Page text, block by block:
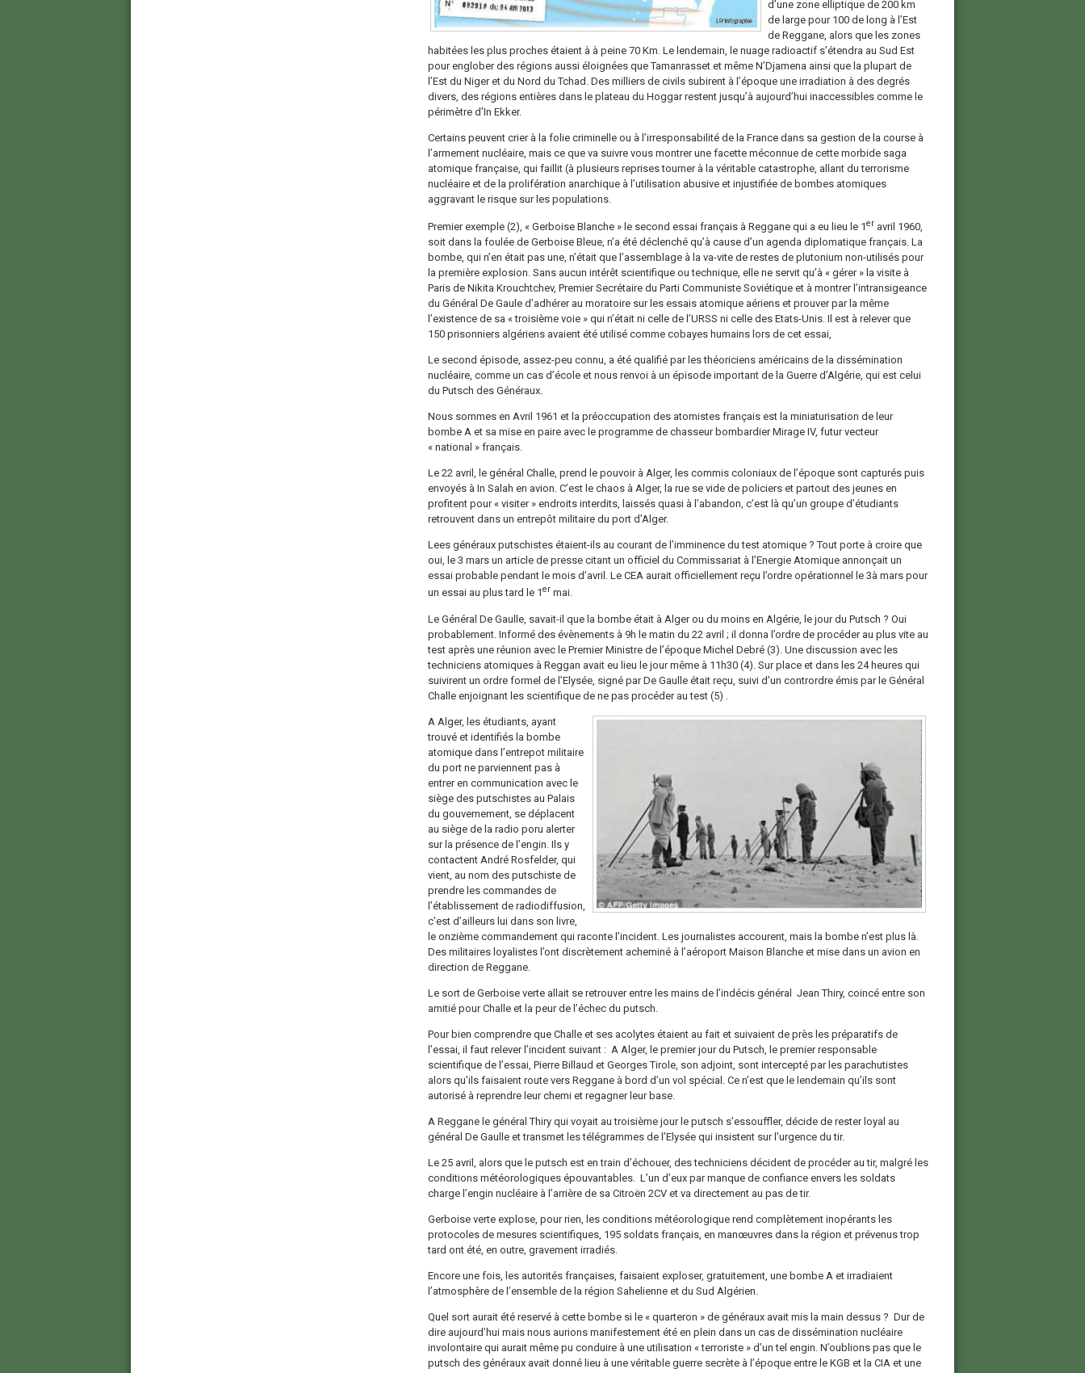
d’une zone elliptique de 200 km
de large pour 100 de long à l’Est
de Reggane, alors que les zones
habitées les plus proches étaient à à peine 70 Km. Le lendemain, le nuage radioactif s’étendra au Sud Est
pour englober des régions aussi éloignées que Tamanrasset et même N’Djamena ainsi que la plupart de
l’Est du Niger et du Nord du Tchad. Des milliers de civils subirent à l’époque une irradiation à des degrés
divers, des régions entières dans le plateau du Hoggar restent jusqu’à aujourd’hui inaccessibles comme le
périmètre d’In Ekker.
Certains peuvent crier à la folie criminelle ou à l’irresponsabilité de la France dans sa gestion de la course à
l’armement nucléaire, mais ce que va suivre vous montrer une facette méconnue de cette morbide saga
atomique française, qui faillit (à plusieurs reprises tourner à la véritable catastrophe, allant du terrorisme
nucléaire et de la prolifération anarchique à l’utilisation abusive et injustifiée de bombes atomiques
aggravant le risque sur les populations.
Premier exemple (2), « Gerboise Blanche » le second essai français à Reggane qui a eu lieu le 1er avril 1960,
soit dans la foulée de Gerboise Bleue, n’a été déclenché qu’à cause d’un agenda diplomatique français. La
bombe, qui n’en était pas une, n’était que l’assemblage à la va-vite de restes de plutonium non-utilisés pour
la première explosion. Sans aucun intérêt scientifique ou technique, elle ne servit qu’à « gérer » la visite à
Paris de Nikita Krouchtchev, Premier Secrétaire du Parti Communiste Soviétique et à montrer l’intransigeance
du Général De Gaule d’adhérer au moratoire sur les essais atomique aériens et prouver par la même
l’existence de sa « troisième voie » qui n’était ni celle de l’URSS ni celle des Etats-Unis. Il est à relever que
150 prisonniers algériens avaient été utilisé comme cobayes humains lors de cet essai,
Le second épisode, assez-peu connu, a été qualifié par les théoriciens américains de la dissémination
nucléaire, comme un cas d’école et nous renvoi à un épisode important de la Guerre d’Algérie, qui est celui
du Putsch des Généraux.
Nous sommes en Avril 1961 et la préoccupation des atomistes français est la miniaturisation de leur
bombe A et sa mise en paire avec le programme de chasseur bombardier Mirage IV, futur vecteur
« national » français.
Le 22 avril, le général Challe, prend le pouvoir à Alger, les commis coloniaux de l’époque sont capturés puis
envoyés à In Salah en avion. C’est le chaos à Alger, la rue se vide de policiers et partout des jeunes en
profitent pour « visiter » endroits interdits, laissés quasi à l’abandon, c’est là qu’un groupe d’étudiants
retrouvent dans un entrepôt militaire du port d’Alger.
Lees généraux putschistes étaient-ils au courant de l’imminence du test atomique ? Tout porte à croire que
oui, le 3 mars un article de presse citant un officiel du Commissariat à l’Energie Atomique annonçait un
essai probable pendant le mois d’avril. Le CEA aurait officiellement reçu l’ordre opérationnel le 3à mars pour
un essai au plus tard le 1er mai.
Le Général De Gaulle, savait-il que la bombe était à Alger ou du moins en Algérie, le jour du Putsch ? Oui
probablement. Informé des évènements à 9h le matin du 22 avril ; il donna l’ordre de procéder au plus vite au
test après une réunion avec le Premier Ministre de l’époque Michel Debré (3). Une discussion avec les
techniciens atomiques à Reggan avait eu lieu le jour même à 11h30 (4). Sur place et dans les 24 heures qui
suivirent un ordre formel de l’Elysée, signé par De Gaulle était reçu, suivi d’un contrordre émis par le Général
Challe enjoignant les scientifique de ne pas procéder au test (5) .
A Alger, les étudiants, ayant
trouvé et identifiés la bombe
atomique dans l’entrepot militaire
du port ne parviennent pas à
entrer en communication avec le
siège des putschistes au Palais
du gouvernement, se déplacent
au siège de la radio poru alerter
sur la présence de l’engin. Ils y
contactent André Rosfelder, qui
vient, au nom des putschiste de
prendre les commandes de
l’établissement de radiodiffusion,
c’est d’ailleurs lui dans son livre,
le onzième commandement qui raconte l’incident. Les journalistes accourent, mais la bombe n’est plus là.
Des militaires loyalistes l’ont discrètement acheminé à l’aéroport Maison Blanche et mise dans un avion en
direction de Reggane.
Le sort de Gerboise verte allait se retrouver entre les mains de l’indécis général Jean Thiry, coincé entre son
amitié pour Challe et la peur de l’échec du putsch.
Pour bien comprendre que Challe et ses acolytes étaient au fait et suivaient de près les préparatifs de
l’essai, il faut relever l’incident suivant : A Alger, le premier jour du Putsch, le premier responsable
scientifique de l’essai, Pierre Billaud et Georges Tirole, son adjoint, sont intercepté par les parachutistes
alors qu’ils faisaient route vers Reggane à bord d’un vol spécial. Ce n’est que le lendemain qu’ils sont
autorisé à reprendre leur chemi et regagner leur base.
A Reggane le général Thiry qui voyait au troisième jour le putsch s’essouffler, décide de rester loyal au
général De Gaulle et transmet les télégrammes de l’Elysée qui insistent sur l’urgence du tir.
Le 25 avril, alors que le putsch est en train d’échouer, des techniciens décident de procéder au tir, malgré les
conditions météorologiques épouvantables. L’un d’eux par manque de confiance envers les soldats
charge l’engin nucléaire à l’arrière de sa Citroën 2CV et va directement au pas de tir.
Gerboise verte explose, pour rien, les conditions météorologique rend complètement inopérants les
protocoles de mesures scientifiques, 195 soldats français, en manœuvres dans la région et prévenus trop
tard ont été, en outre, gravement irradiés.
Encore une fois, les autorités françaises, faisaient exploser, gratuitement, une bombe A et irradiaient
l’atmosphère de l’ensemble de la région Sahelienne et du Sud Algérien.
Quel sort aurait été reservé à cette bombe si le « quarteron » de généraux avait mis la main dessus ? Dur de
dire aujourd’hui mais nous aurions manifestement été en plein dans un cas de dissémination nucléaire
involontaire qui aurait même pu conduire à une utilisation « terroriste » d’un tel engin. N’oublions pas que le
putsch des généraux avait donné lieu à une véritable guerre secrète à l’époque entre le KGB et la CIA et une